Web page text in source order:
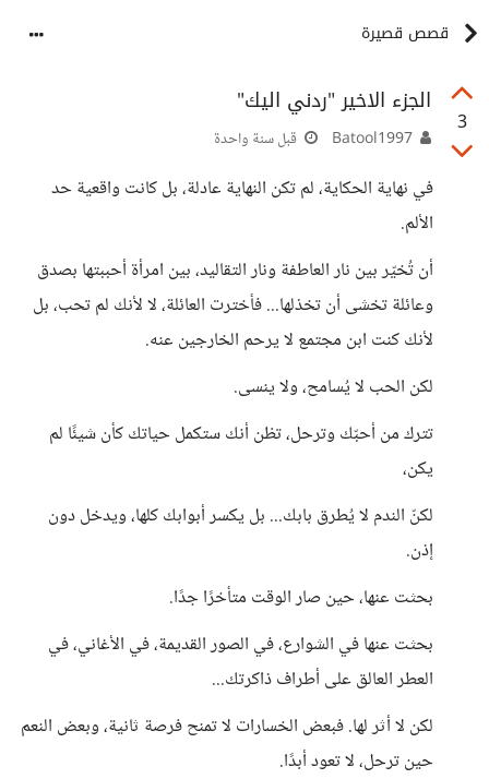
قصص قصيرة
3
الجزء الاخير "ردني اليك"
قبل سنة واحدة
في نهاية الحكاية، لم تكن النهاية عادلة، بل كانت واقعية حد
الألم.
أن تُخيّر بين نار العاطفة ونار التقاليد، بين امرأة أحببتها بصدق
وعائلة تخشى أن تخذلها... فأخترت العائلة، لا لأنك لم تحب، بل
لأنك كنت ابن مجتمع لا يرحم الخارجين عنه.
لكن الحب لا يُسامح، ولا ينسى.
تترك من أحبّك وترحل، تظن أنك ستكمل حياتك كأن شيئًا لم
يكن،
لكنّ الندم لا يُطرق بابك... بل يكسر أبوابك كلها، ويدخل دون
إذن.
بحثت عنها، حين صار الوقت متأخرًا جدًا.
بحثت عنها في الشوارع، في الصور القديمة، في الأغاني، في
العطر العالق على أطراف ذاكرتك...
لكن لا أثر لها. فبعض الخسارات لا تمنح فرصة ثانية، وبعض النعم
حين ترحل، لا تعود أبدًا.